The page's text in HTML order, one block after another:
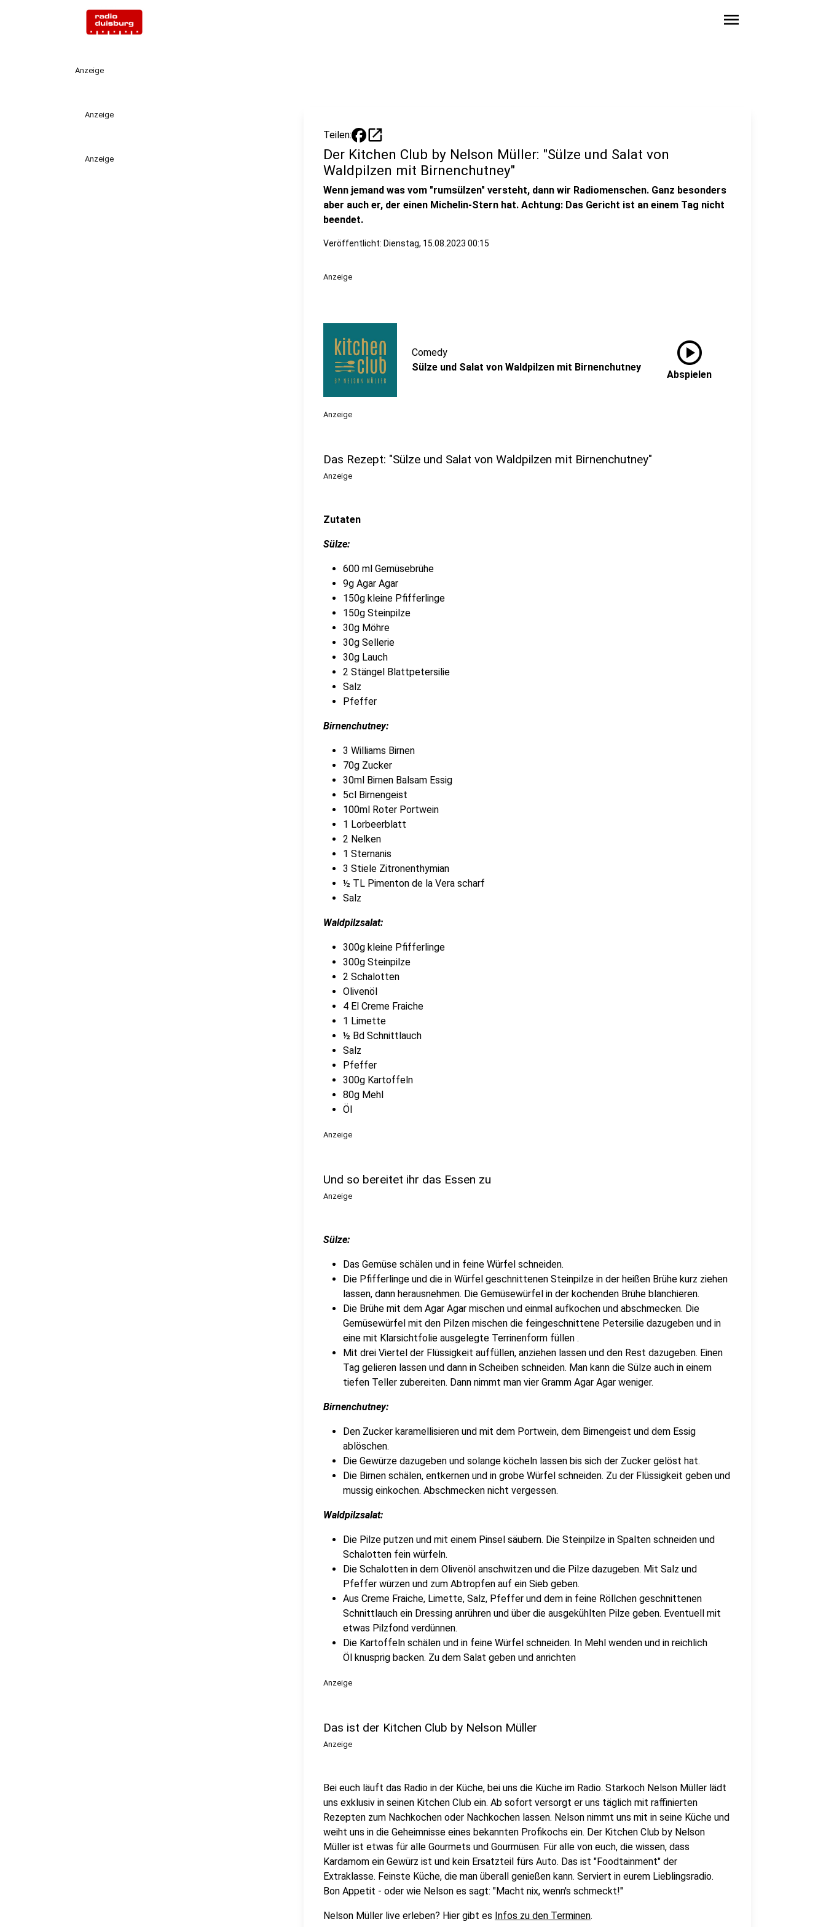
menu
Anzeige
Anzeige
Anzeige
Teilen: open_in_new
Der Kitchen Club by Nelson Müller: "Sülze und Salat von
Waldpilzen mit Birnenchutney"
Wenn jemand was vom "rumsülzen" versteht, dann wir Radiomenschen. Ganz besonders
aber auch er, der einen Michelin-Stern hat. Achtung: Das Gericht ist an einem Tag nicht
beendet.
Veröffentlicht: Dienstag, 15.08.2023 00:15
Anzeige
Comedy
Sülze und Salat von Waldpilzen mit Birnenchutney
play_circle
Abspielen
Anzeige
Das Rezept: "Sülze und Salat von Waldpilzen mit Birnenchutney"
Anzeige
Zutaten
Sülze:
600 ml Gemüsebrühe
9g Agar Agar
150g kleine Pfifferlinge
150g Steinpilze
30g Möhre
30g Sellerie
30g Lauch
2 Stängel Blattpetersilie
Salz
Pfeffer
Birnenchutney:
3 Williams Birnen
70g Zucker
30ml Birnen Balsam Essig
5cl Birnengeist
100ml Roter Portwein
1 Lorbeerblatt
2 Nelken
1 Sternanis
3 Stiele Zitronenthymian
½ TL Pimenton de la Vera scharf
Salz
Waldpilzsalat:
300g kleine Pfifferlinge
300g Steinpilze
2 Schalotten
Olivenöl
4 El Creme Fraiche
1 Limette
½ Bd Schnittlauch
Salz
Pfeffer
300g Kartoffeln
80g Mehl
Öl
Anzeige
Und so bereitet ihr das Essen zu
Anzeige
Sülze:
Das Gemüse schälen und in feine Würfel schneiden.
Die Pfifferlinge und die in Würfel geschnittenen Steinpilze in der heißen Brühe kurz ziehen
lassen, dann herausnehmen. Die Gemüsewürfel in der kochenden Brühe blanchieren.
Die Brühe mit dem Agar Agar mischen und einmal aufkochen und abschmecken. Die
Gemüsewürfel mit den Pilzen mischen die feingeschnittene Petersilie dazugeben und in
eine mit Klarsichtfolie ausgelegte Terrinenform füllen .
Mit drei Viertel der Flüssigkeit auffüllen, anziehen lassen und den Rest dazugeben. Einen
Tag gelieren lassen und dann in Scheiben schneiden. Man kann die Sülze auch in einem
tiefen Teller zubereiten. Dann nimmt man vier Gramm Agar Agar weniger.
Birnenchutney:
Den Zucker karamellisieren und mit dem Portwein, dem Birnengeist und dem Essig
ablöschen.
Die Gewürze dazugeben und solange köcheln lassen bis sich der Zucker gelöst hat.
Die Birnen schälen, entkernen und in grobe Würfel schneiden. Zu der Flüssigkeit geben und
mussig einkochen. Abschmecken nicht vergessen.
Waldpilzsalat:
Die Pilze putzen und mit einem Pinsel säubern. Die Steinpilze in Spalten schneiden und
Schalotten fein würfeln.
Die Schalotten in dem Olivenöl anschwitzen und die Pilze dazugeben. Mit Salz und
Pfeffer würzen und zum Abtropfen auf ein Sieb geben.
Aus Creme Fraiche, Limette, Salz, Pfeffer und dem in feine Röllchen geschnittenen
Schnittlauch ein Dressing anrühren und über die ausgekühlten Pilze geben. Eventuell mit
etwas Pilzfond verdünnen.
Die Kartoffeln schälen und in feine Würfel schneiden. In Mehl wenden und in reichlich
Öl knusprig backen. Zu dem Salat geben und anrichten
Anzeige
Das ist der Kitchen Club by Nelson Müller
Anzeige
Bei euch läuft das Radio in der Küche, bei uns die Küche im Radio. Starkoch Nelson Müller lädt
uns exklusiv in seinen Kitchen Club ein. Ab sofort versorgt er uns täglich mit raffinierten
Rezepten zum Nachkochen oder Nachkochen lassen. Nelson nimmt uns mit in seine Küche und
weiht uns in die Geheimnisse eines bekannten Profikochs ein. Der Kitchen Club by Nelson
Müller ist etwas für alle Gourmets und Gourmüsen. Für alle von euch, die wissen, dass
Kardamom ein Gewürz ist und kein Ersatzteil fürs Auto. Das ist "Foodtainment" der
Extraklasse. Feinste Küche, die man überall genießen kann. Serviert in eurem Lieblingsradio.
Bon Appetit - oder wie Nelson es sagt: "Macht nix, wenn's schmeckt!"
Nelson Müller live erleben? Hier gibt es Infos zu den Terminen.